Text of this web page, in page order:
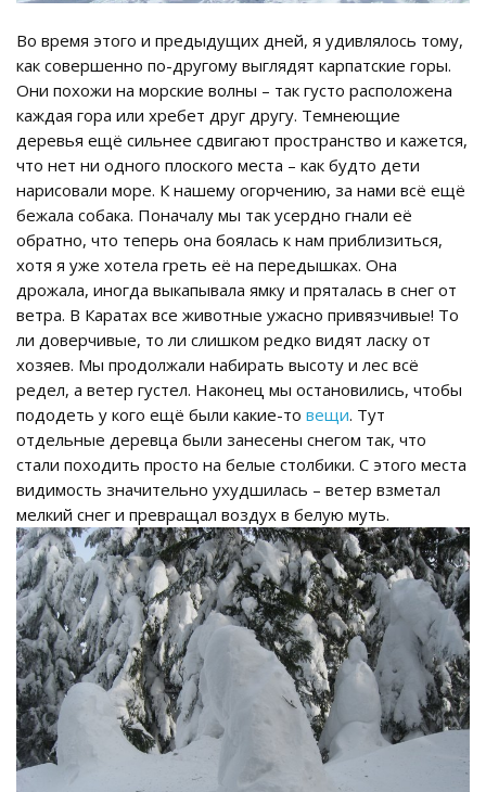
Во время этого и предыдущих дней, я удивлялось тому,
как совершенно по-другому выглядят карпатские горы.
Они похожи на морские волны – так густо расположена
каждая гора или хребет друг другу. Темнеющие
деревья ещё сильнее сдвигают пространство и кажется,
что нет ни одного плоского места – как будто дети
нарисовали море. К нашему огорчению, за нами всё ещё
бежала собака. Поначалу мы так усердно гнали её
обратно, что теперь она боялась к нам приблизиться,
хотя я уже хотела греть её на передышках. Она
дрожала, иногда выкапывала ямку и пряталась в снег от
ветра. В Каратах все животные ужасно привязчивые! То
ли доверчивые, то ли слишком редко видят ласку от
хозяев. Мы продолжали набирать высоту и лес всё
редел, а ветер густел. Наконец мы остановились, чтобы
пододеть у кого ещё были какие-то вещи. Тут
отдельные деревца были занесены снегом так, что
стали походить просто на белые столбики. С этого места
видимость значительно ухудшилась – ветер взметал
мелкий снег и превращал воздух в белую муть.